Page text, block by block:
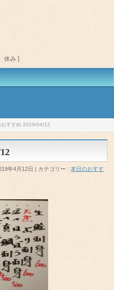
休み ]
おすすめ 2019/04/12
年4月12日 カテゴリー :本日のおすす